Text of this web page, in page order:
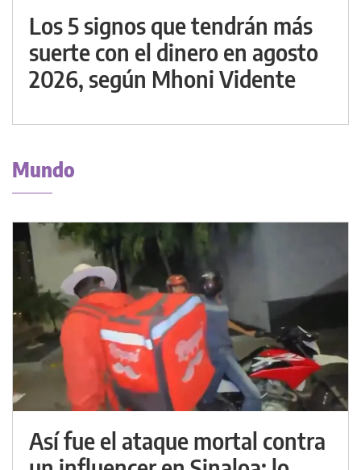
Los 5 signos que tendrán más
suerte con el dinero en agosto
2026, según Mhoni Vidente
Mundo
Así fue el ataque mortal contra